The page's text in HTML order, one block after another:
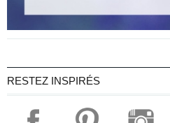
RESTEZ INSPIRÉS